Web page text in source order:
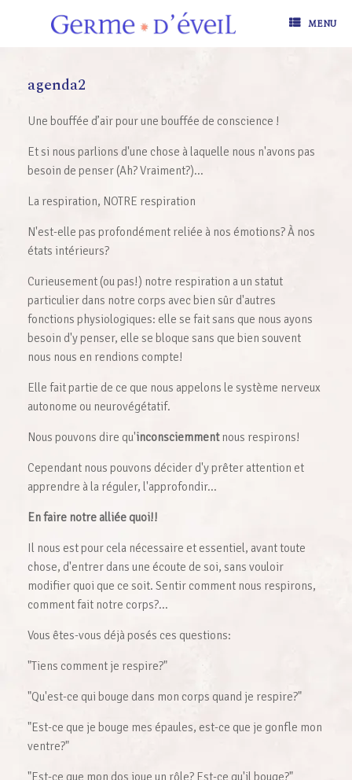
MENU
agenda2
Une bouffée d’air pour une bouffée de conscience !
Et si nous parlions d'une chose à laquelle nous n'avons pas
besoin de penser (Ah? Vraiment?)...
La respiration, NOTRE respiration
N'est-elle pas profondément reliée à nos émotions? À nos
états intérieurs?
Curieusement (ou pas!) notre respiration a un statut
particulier dans notre corps avec bien sûr d'autres
fonctions physiologiques: elle se fait sans que nous ayons
besoin d'y penser, elle se bloque sans que bien souvent
nous nous en rendions compte!
Elle fait partie de ce que nous appelons le système nerveux
autonome ou neurovégétatif.
Nous pouvons dire qu'inconsciemmentnous respirons!
Cependant nous pouvons décider d'y prêter attention et
apprendre à la réguler, l'approfondir...
En faire notre alliée quoi!!
Il nous est pour cela nécessaire et essentiel, avant toute
chose, d'entrer dans une écoute de soi, sans vouloir
modifier quoi que ce soit. Sentir comment nous respirons,
comment fait notre corps?...
Vous êtes-vous déjà posés ces questions:
"Tiens comment je respire?"
"Qu'est-ce qui bouge dans mon corps quand je respire?"
"Est-ce que je bouge mes épaules, est-ce que je gonfle mon
ventre?"
"Est-ce que mon dos joue un rôle? Est-ce qu'il bouge?"